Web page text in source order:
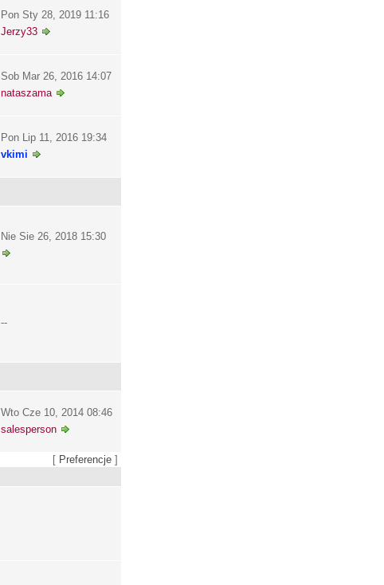
Pon Sty 28, 2019 11:16
Jerzy33
Sob Mar 26, 2016 14:07
nataszama
Pon Lip 11, 2016 19:34
vkimi
Nie Sie 26, 2018 15:30
--
Wto Cze 10, 2014 08:46
salesperson
[ Preferencje ]